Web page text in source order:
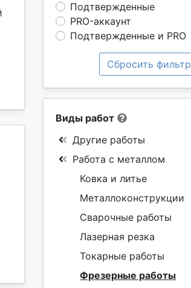
Подтвержденные
PRO-аккаунт
Подтвержденные и PRO
Сбросить фильтр
Виды работ
Другие работы
Работа с металлом
Ковка и литье
Металлоконструкции
Сварочные работы
Лазерная резка
Токарные работы
Фрезерные работы